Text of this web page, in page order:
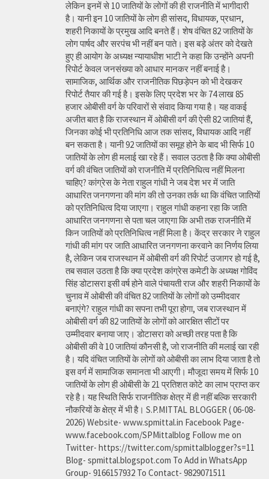
लेकिन इनमें से 10 जातियों के लोगों की ही राजनीति में भागीदारी
है। यानी इन 10 जातियों के लोग ही सांसद, विधायक, प्रधान,
शहरी निकायों के प्रमुख आदि बनते हैं। शेष वंचित 82 जातियों के
लोग पार्षद और सरपंच भी नहीं बन पाते। इस बड़े अंतर को देखते
हुए ही आयोग के अध्यक्ष न्यायाधीश भाटी ने कहा कि उन्होंने अपनी
रिपोर्ट केवल जनसंख्या को आधार मानकर नहीं बनाई है।
सामाजिक, आर्थिक और राजनीतिक पिछड़ेपन को भी देखकर
रिपोर्ट तैयार की गई है। इसके लिए प्रदेश भर के 74 लाख 85
हजार ओबीसी वर्ग के परिवारों से संवाद किया गया है। यह वाकई
अजीत बात है कि राजस्थान में ओबीसी वर्ग की ऐसी 82 जातियां हैं,
जिनका कोई भी प्रतिनिधि आज तक सांसद, विधायक आदि नहीं
बन सकता है। यानी 92 जातियों का समूह होने के बाद भी सिर्फ 10
जातियों के लोग ही मलाई खा रहे हैं। सवाल उठता है कि क्या ओबीसी
वर्ग की वंचित जातियों को राजनीति में प्रतिनिधित्व नहीं मिलना
चाहिए? कांग्रेस के नेता राहुल गांधी ने जब देश भर में जाति
आधारित जनगणना की मांग की तो उनका तर्क था कि वंचित जातियों
को प्रतिनिधित्व दिया जाएगा। राहुल गांधी कहना रहा कि जाति
आधारित जनगणना से पता चल जाएगा कि अभी तक राजनीति में
किन जातियों को प्रतिनिधित्व नहीं मिला है। केंद्र सरकार ने राहुल
गांधी की मांग पर जाति आधारित जनगणना करवाने का निर्णय लिया
है, लेकिन जब राजस्थान में ओबीसी वर्ग की रिपोर्ट उजागर हो गई है,
तब सवाल उठता है कि क्या प्रदेश कांग्रेस कमेटी के अध्यक्ष गोविंद
सिंह डोटासरा इसी वर्ष होने वाले पंचायती राज और शहरी निकायों के
चुनाव में ओबीसी की वंचित 82 जातियों के लोगों को उम्मीदवार
बनाएंगे? राहुल गांधी का सपना तभी पूरा होगा, जब राजस्थान में
ओबीसी वर्ग की 82 जातियों के लोगों को आरक्षित सीटों पर
उम्मीदवार बनाया जाए। डोटासरा को अच्छी तरह पता है कि
ओबीसी की वे 10 जातियां कौनसी है, जो राजनीति की मलाई खा रही
है। यदि वंचित जातियों के लोगों को ओबीसी का लाभ दिया जाता है तो
इस वर्ग में सामाजिक समानता भी आएगी। मौजूदा समय में सिर्फ 10
जातियों के लोग ही ओबीसी के 21 प्रतिशत कोटे का लाभ प्राप्त कर
रहे है। यह स्थिति सिर्फ राजनीतिक क्षेत्र में ही नहीं बल्कि सरकारी
नौकरियों के क्षेत्र में भी है। S.P.MITTAL BLOGGER ( 06-08-
2026) Website- www.spmittal.in Facebook Page-
www.facebook.com/SPMittalblog Follow me on
Twitter- https://twitter.com/spmittalblogger?s=11
Blog- spmittal.blogspot.com To Add in WhatsApp
Group- 9166157932 To Contact- 9829071511